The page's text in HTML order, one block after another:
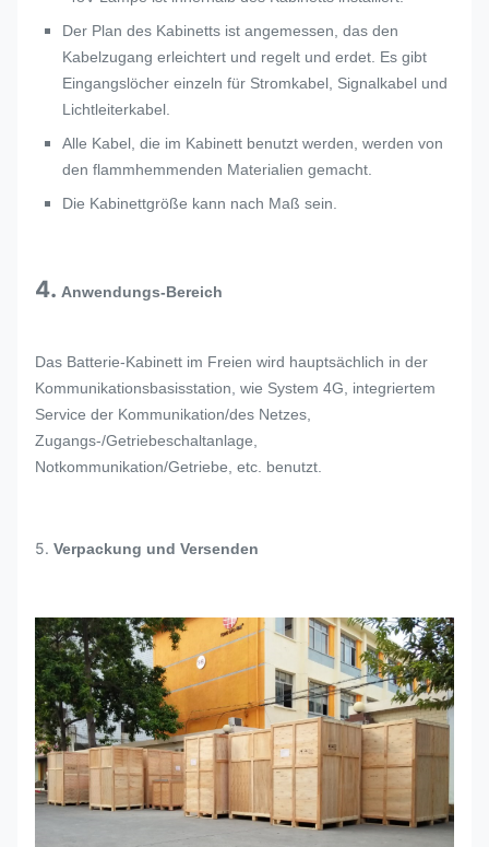
Der Plan des Kabinetts ist angemessen, das den
Kabelzugang erleichtert und regelt und erdet. Es gibt
Eingangslöcher einzeln für Stromkabel, Signalkabel und
Lichtleiterkabel.
Alle Kabel, die im Kabinett benutzt werden, werden von
den flammhemmenden Materialien gemacht.
Die Kabinettgröße kann nach Maß sein.
4. Anwendungs-Bereich
Das Batterie-Kabinett im Freien wird hauptsächlich in der
Kommunikationsbasisstation, wie System 4G, integriertem
Service der Kommunikation/des Netzes,
Zugangs-/Getriebeschaltanlage,
Notkommunikation/Getriebe, etc. benutzt.
5. Verpackung und Versenden